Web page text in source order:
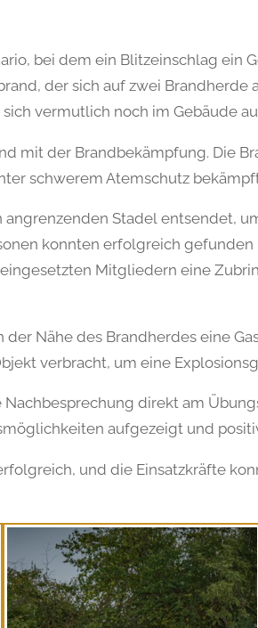
bei dem ein Blitzeinschlag ein
der sich auf zwei
vermutlich noch im Gebäude
mit der Brandbekämpfung. Die
schwerem Atemschutz
Stadel entsendet,
konnten erfolgreich
Mitgliedern eine
Nähe des Brandherdes eine
verbracht, um eine
Nachbesprechung direkt am
aufgezeigt und
und die Einsatzkräfte